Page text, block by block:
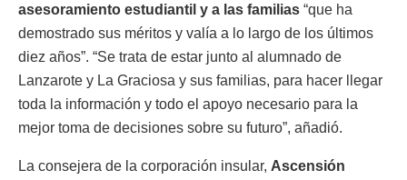
asesoramiento estudiantil y a las familias “que ha
demostrado sus méritos y valía a lo largo de los últimos
diez años”. “Se trata de estar junto al alumnado de
Lanzarote y La Graciosa y sus familias, para hacer llegar
toda la información y todo el apoyo necesario para la
mejor toma de decisiones sobre su futuro”, añadió.
La consejera de la corporación insular, Ascensión